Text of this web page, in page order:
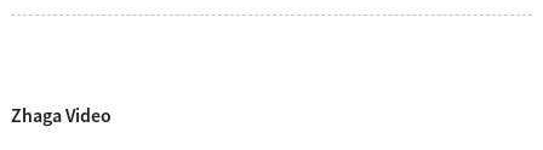
Zhaga Video